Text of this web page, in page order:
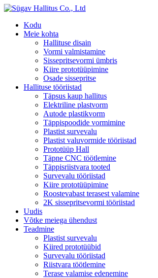
Kodu
Meie kohta
Hallituse disain
Vormi valmistamine
Sissepritsevormi ümbris
Kiire prototüüpimine
Osade sissepritse
Hallituse tööriistad
Täpsus kaup hallitus
Elektriline plastvorm
Autode plastikvorm
Täppispoodide vormimine
Plastist survevalu
Plastist valuvormide tööriistad
Prototüüp Hall
Täpne CNC töötlemine
Täppisriistvara tooted
Survevalu tööriistad
Kiire prototüüpimine
Roostevabast terasest valamine
2K sissepritsevormi tööriistad
Uudis
Võtke meiega ühendust
Teadmine
Plastist survevalu
Kiired prototüübid
Survevalu tööriistad
Riistvara töötlemine
Terase valamise edenemine